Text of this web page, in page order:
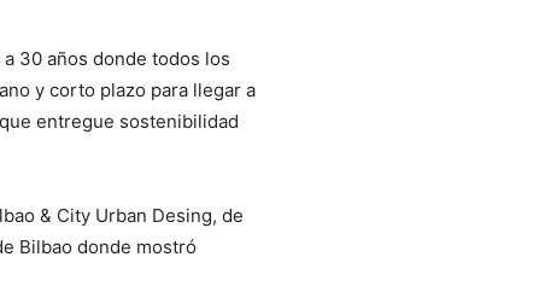
30 años donde todos los
y corto plazo para llegar a
entregue sostenibilidad
& City Urban Desing, de
Bilbao donde mostró